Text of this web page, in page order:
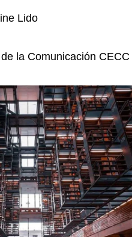
Lido
la Comunicación CECC